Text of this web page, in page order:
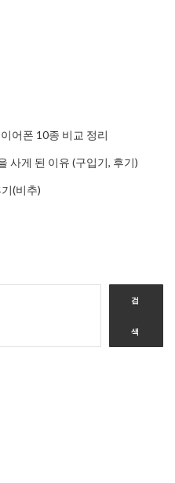
어폰 10종 비교 정리
사게 된 이유 (구입기, 후기)
(비추)
검
색